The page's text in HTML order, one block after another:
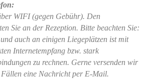
WIFI (gegen Gebühr). Den
Sie an der Rezeption. Bitte beachten Sie:
auch an einigen Liegeplätzen ist mit
Internetempfang bzw. stark
zu rechnen. Gerne versenden wir
eine Nachricht per E-Mail.